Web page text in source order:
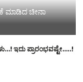
ಮಾಡಿದ ಚೀನಾ
ಇದು ಪ್ರಾರಂಭವಷ್ಟೇ…..!